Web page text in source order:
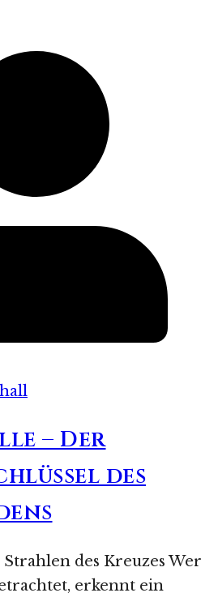
– Der
des
des Kreuzes Wer
erkennt ein